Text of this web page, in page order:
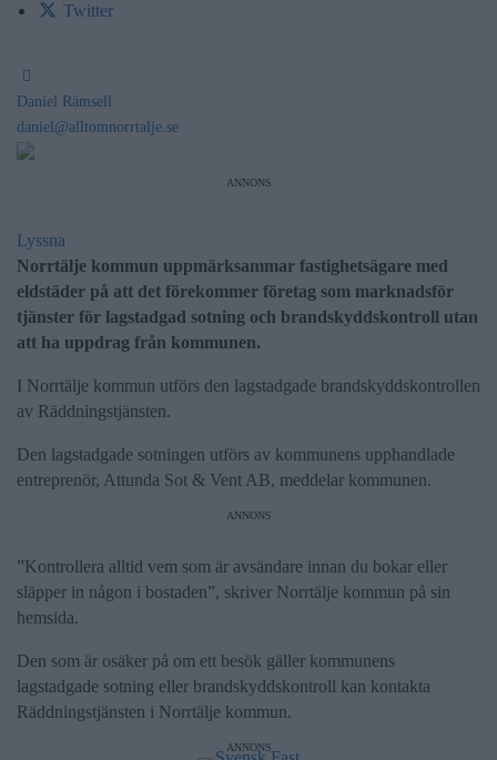
Twitter
Daniel Rämsell
daniel@alltomnorrtalje.se
ANNONS
Lyssna
Norrtälje kommun uppmärksammar fastighetsägare med
eldstäder på att det förekommer företag som marknadsför
tjänster för lagstadgad sotning och brandskyddskontroll utan
att ha uppdrag från kommunen.
I Norrtälje kommun utförs den lagstadgade brandskyddskontrollen
av Räddningstjänsten.
Den lagstadgade sotningen utförs av kommunens upphandlade
entreprenör, Attunda Sot & Vent AB, meddelar kommunen.
ANNONS
”Kontrollera alltid vem som är avsändare innan du bokar eller
släpper in någon i bostaden”, skriver Norrtälje kommun på sin
hemsida.
Den som är osäker på om ett besök gäller kommunens
lagstadgade sotning eller brandskyddskontroll kan kontakta
Räddningstjänsten i Norrtälje kommun.
ANNONS